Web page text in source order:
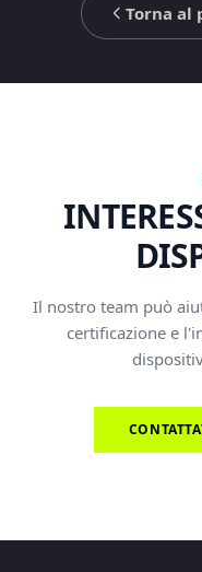
Torna al
Il nostro team può
certificazione e